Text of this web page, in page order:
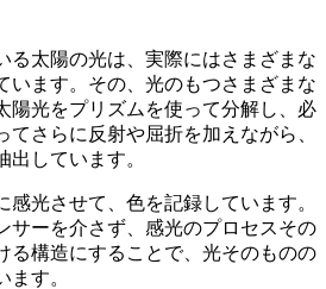
る太陽の光は、実際にはさまざまな
います。その、光のもつさまざまな
陽光をプリズムを使って分解し、必
さらに反射や屈折を加えながら、
出しています。
感光させて、色を記録しています。
サーを介さず、感光のプロセスその
る構造にすることで、光そのものの
す。